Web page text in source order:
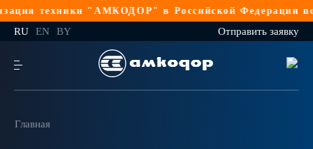
техники "АМКОДОР" в Российской Федерации по
RU EN BY Отправить заявку
Главная